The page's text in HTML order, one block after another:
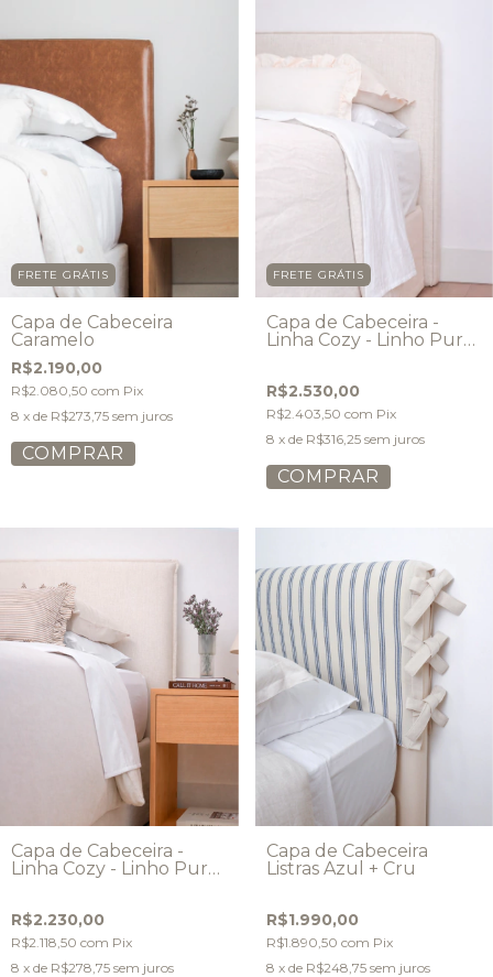
FRETE GRÁTIS
Capa de Cabeceira
Caramelo
R$2.190,00
R$2.080,50 com Pix
8 x de R$273,75 sem juros
COMPRAR
FRETE GRÁTIS
Capa de Cabeceira -
Linha Cozy - Linho Puro
R$2.530,00
R$2.403,50 com Pix
8 x de R$316,25 sem juros
COMPRAR
Capa de Cabeceira -
Linha Cozy - Linho Puro
R$2.230,00
R$2.118,50 com Pix
8 x de R$278,75 sem juros
Capa de Cabeceira
Listras Azul + Cru
R$1.990,00
R$1.890,50 com Pix
8 x de R$248,75 sem juros